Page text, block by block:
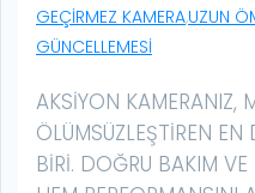
GEÇIRMEZ KAMERA,UZUN
GÜNCELLEMESI
AKSIYON KAMERANIZ,
ÖLÜMSÜZLEŞTIREN
BIRI. DOĞRU BAKIM